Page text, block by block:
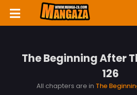
The Beginning After
126
All chapters are in The